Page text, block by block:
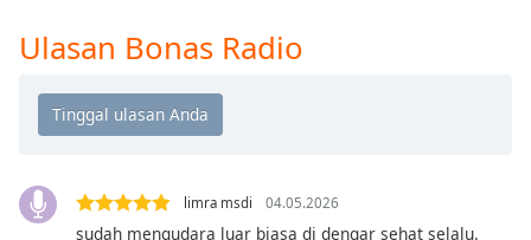
will
cancel
Text
Ulasan Bonas Radio
limra msdi 04.05.2026
sudah mengudara luar biasa di dengar sehat selalu.